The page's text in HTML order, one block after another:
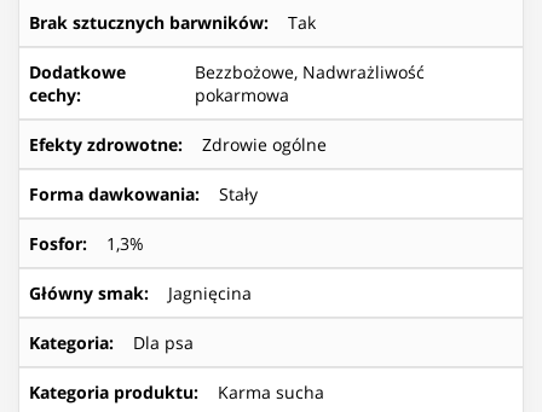
Brak sztucznych barwników: Tak
Dodatkowe
cechy:
Bezzbożowe, Nadwrażliwość
pokarmowa
Efekty zdrowotne: Zdrowie ogólne
Forma dawkowania: Stały
Fosfor: 1,3%
Główny smak: Jagnięcina
Kategoria: Dla psa
Kategoria produktu: Karma sucha